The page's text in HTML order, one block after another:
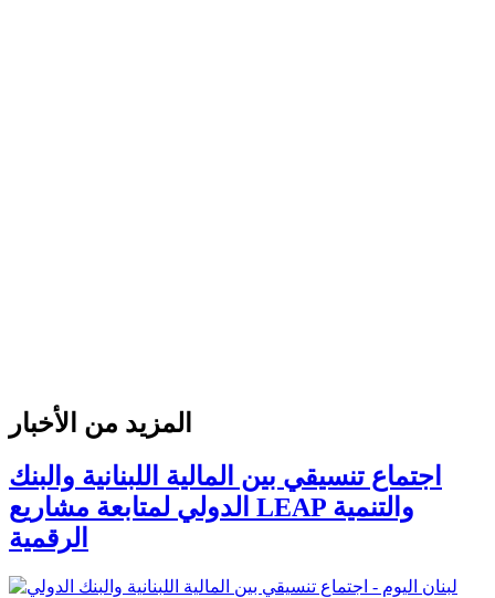
المزيد من الأخبار
اجتماع تنسيقي بين المالية اللبنانية والبنك
الدولي لمتابعة مشاريع LEAP والتنمية
الرقمية